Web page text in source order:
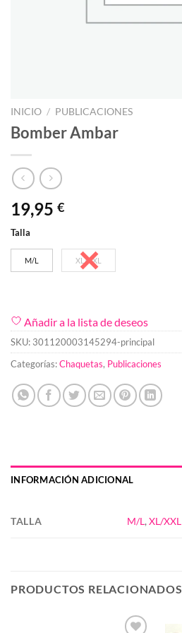
INICIO / PUBLICACIONES
Bomber Ambar
19,95 €
Talla
M/L XL/XXL
Añadir a la lista de deseos
SKU: 301120003145294-principal
Categorías:Chaquetas, Publicaciones
INFORMACIÓN ADICIONAL
TALLA M/L,XL/XXL
PRODUCTOS RELACIONADOS